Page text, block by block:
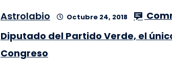
Astrolabio Octubre 24, 2018
Diputado del Partido Verde, el
Congreso